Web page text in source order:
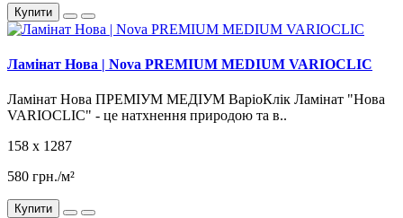
Купити
Ламінат Нова | Nova PREMIUM MEDIUM VARIOCLIC
Ламінат Нова ПРЕМІУМ МЕДІУМ ВаріоКлік Ламінат "Нова
VARIOCLIC" - це натхнення природою та в..
158 x 1287
580 грн./м²
Купити